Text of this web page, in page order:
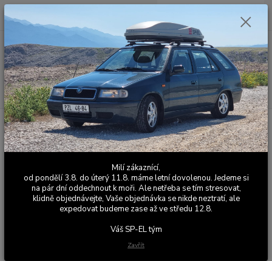
Menu
Hledat
Po - Pá 9:00 - 17:00
0,00 Kč
Úvod Automobilová pásovina
Pásovina na doplňky interiéru (šířka
15mm)
Pásovina na doplňky interiéru
(šířka 15mm)
Upřesnit parametry
Nejdražší
Milí zákaznící,
od pondělí 3.8. do úterý 11.8. máme letní dovolenou. Jedeme si
na pár dní oddechnout k moři. Ale netřeba se tím stresovat,
klidně objednávejte, Vaše objednávka se nikde neztratí, ale
expedovat budeme zase až ve středu 12.8.
Váš SP-EL tým
Zavřít